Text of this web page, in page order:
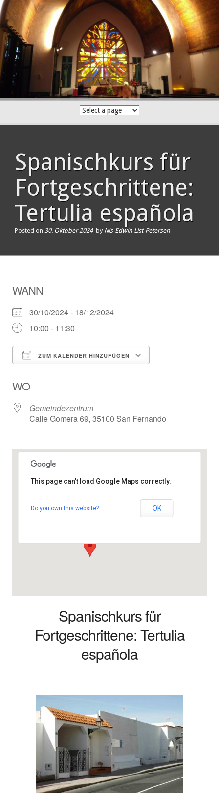
Skip
to
content
Spanischkurs für
Fortgeschrittene:
Tertulia española
Posted on 30. Oktober 2024 by Nis-Edwin List-Petersen
WANN
30/10/2024 - 18/12/2024
10:00 - 11:30
ZUM KALENDER HINZUFÜGEN
WO
Gemeindezentrum
Calle Gomera 69, 35100 San Fernando
Gemeindezentrum
This page can't load Google Maps correctly.
Do you own this website? OK
Spanischkurs für
Fortgeschrittene: Tertulia
española